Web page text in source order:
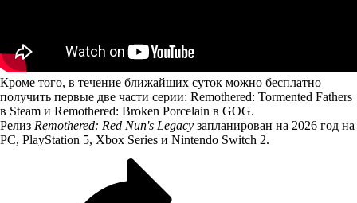
Кроме того, в течение ближайших суток можно бесплатно
получить первые две части серии: Remothered: Tormented Fathers
в Steam и Remothered: Broken Porcelain в GOG.
Релиз Remothered: Red Nun's Legacy запланирован на 2026 год на
PC, PlayStation 5, Xbox Series и Nintendo Switch 2.